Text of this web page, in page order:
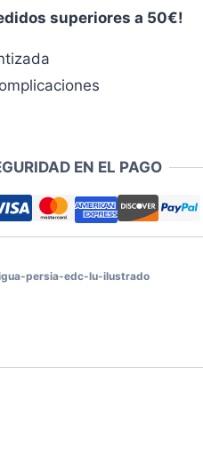
superiores a 50€!
EN EL PAGO
persia-edc-lu-ilustrado